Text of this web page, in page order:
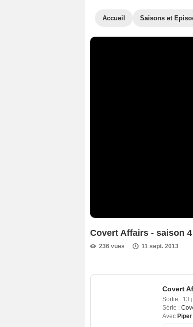
Accueil Saisons et
Covert Affairs - saison
236 vues 11 sept. 2013
Covert
Sortie : 13
Série :
Avec